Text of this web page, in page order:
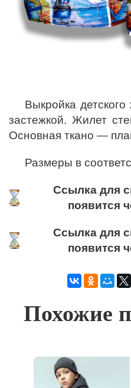
Выкройка
застежкой. Жилет
Основная ткано —
Размеры в
Ссылка для
появится
Ссылка для
появится
Похожие